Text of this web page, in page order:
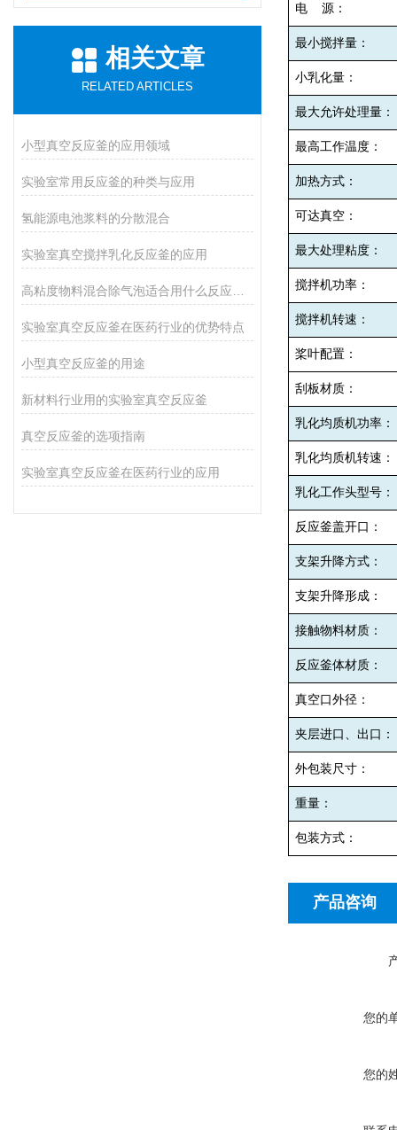
相关文章
RELATED ARTICLES
小型真空反应釜的应用领域
实验室常用反应釜的种类与应用
氢能源电池浆料的分散混合
实验室真空搅拌乳化反应釜的应用
实验室真空反应釜在医药行业的优势特点
小型真空反应釜的用途
新材料行业用的实验室真空反应釜
真空反应釜的选项指南
实验室真空反应釜在医药行业的应用
电 源：
最小搅拌量：
小乳化量：
最大允许处理量：
最高工作温度：
加热方式：
可达真空：
最大处理粘度：
搅拌机功率：
搅拌机转速：
桨叶配置：
刮板材质：
乳化均质机功率：
乳化均质机转速：
乳化工作头型号：
反应釜盖开口：
支架升降方式：
支架升降形成：
接触物料材质：
反应釜体材质：
真空口外径：
夹层进口、出口：
外包装尺寸：
重量：
包装方式：
产品咨询
您的
您的